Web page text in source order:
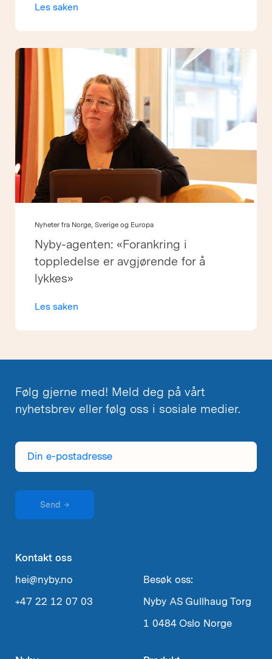
Les saken
Nyheter fra Norge, Sverige og Europa
Nyby-agenten: «Forankring i
toppledelse er avgjørende for å
lykkes»
Les saken
Følg gjerne med! Meld deg på vårt
nyhetsbrev eller følg oss i sosiale medier.
Din
postadresse
Send →
Kontakt oss
hei@nyby.no
+47 22 12 07 03
Besøk oss:
Nyby AS Gullhaug Torg
1 0484 Oslo Norge